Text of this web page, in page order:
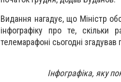
Видання нагадує, що Міністр
інфографіку про те,
телемарафоні сьогодні згадував
Інфографіка, яку